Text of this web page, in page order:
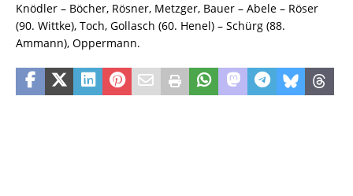
Knödler – Böcher, Rösner, Metzger, Bauer – Abele – Röser
(90. Wittke), Toch, Gollasch (60. Henel) – Schürg (88.
Ammann), Oppermann.